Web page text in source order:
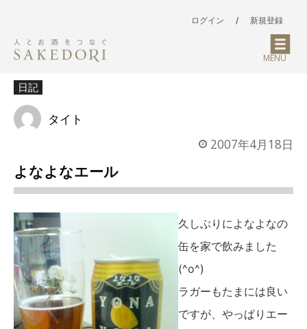
ログイン / 新規登録
MENU
日記
タイト
2007年4月18日
よなよなエール
久しぶりによなよなの
缶を家で飲みました
(^o^)
ラガーもたまには良い
ですが、やっぱりエー